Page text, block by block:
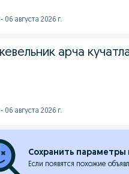
06 августа 2026 г.
арча
06 августа 2026 г.
Сохранить параметры
Если появятся похожие